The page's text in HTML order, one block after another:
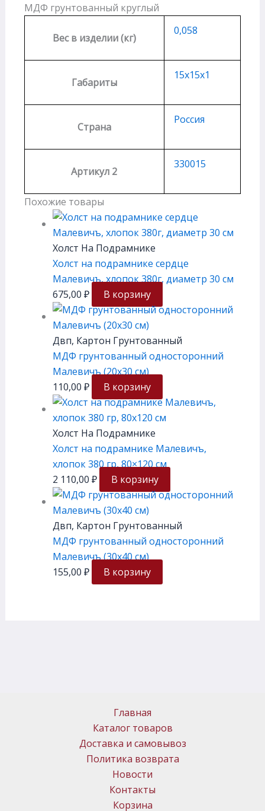
МДФ грунтованный круглый
Вес в изделии (кг)
0,058
Габариты
15х15х1
Страна
Россия
Артикул 2
330015
Похожие товары
Холст На Подрамнике
Холст на подрамнике сердце
Малевичъ, хлопок 380г, диаметр 30 см
675,00 ₽ В корзину
Двп, Картон Грунтованный
МДФ грунтованный односторонний
Малевичъ (20х30 см)
110,00 ₽ В корзину
Холст На Подрамнике
Холст на подрамнике Малевичъ,
хлопок 380 гр, 80×120 см
2 110,00 ₽ В корзину
Двп, Картон Грунтованный
МДФ грунтованный односторонний
Малевичъ (30х40 см)
155,00 ₽ В корзину
Главная
Каталог товаров
Доставка и самовывоз
Политика возврата
Новости
Контакты
Корзина